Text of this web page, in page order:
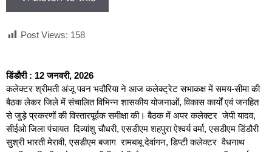
Post Views: 158
डिंडौरी : 12 जनवरी, 2026
कलेक्टर श्रीमती अंजू पवन भदौरिया ने आज कलेक्ट्रेट सभाकक्ष में समय-सीमा की
बैठक लेकर जिले में संचालित विभिन्न शासकीय योजनाओं, विकास कार्यों एवं जनहित
से जुड़े प्रकरणों की विस्तारपूर्वक समीक्षा की। बैठक में अपर कलेक्टर जेपी यादव,
सीईओ जिला पंचायत दिव्यांशु चौधरी, एसडीएम शहपुरा ऐश्वर्य वर्मा, एसडीएम डिंडौरी
सुश्री भारती मेरावी, एसडीएम बजाग रामबाबू देवांगन, डिप्टी कलेक्टर वैधनाथ